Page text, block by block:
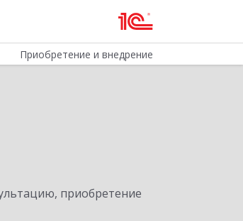
Приобретение и внедрение
приобретение